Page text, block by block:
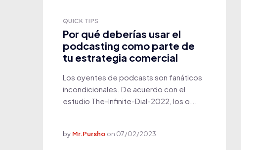
QUICK TIPS
Por qué deberías usar el
podcasting como parte de
tu estrategia comercial
Los oyentes de podcasts son fanáticos
incondicionales. De acuerdo con el
estudio The-Infinite-Dial-2022, los o...
by Mr.Pursho on 07/02/2023